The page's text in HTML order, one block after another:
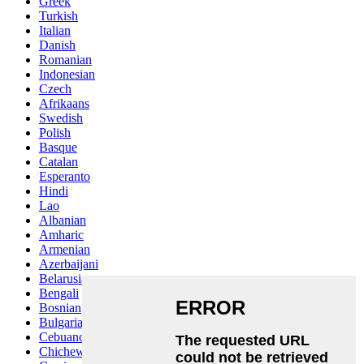
Turkish
Italian
Danish
Romanian
Indonesian
Czech
Afrikaans
Swedish
Polish
Basque
Catalan
Esperanto
Hindi
Lao
Albanian
Amharic
Armenian
Azerbaijani
Belarusian
Bengali
Bosnian
Bulgarian
Cebuano
Chichewa